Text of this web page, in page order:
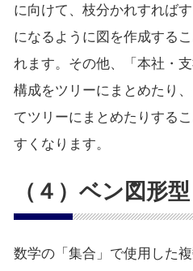
に向けて、枝分かれすれば
になるように図を作成する
れます。その他、「本社・
構成をツリーにまとめたり
てツリーにまとめたりする
すくなります。
（４）ベン図形型
数学の「集合」で使用した